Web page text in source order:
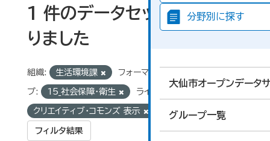
分野別に探す
大仙市オープンデータ
グループ一覧
1 件のデータセットが見つか
りました
組織: 生活環境課 フォーマット:
プ: 15_社会保障・衛生 ライセンス:
クリエイティブ・コモンズ 表示 タグ: 可燃物
フィルタ結果